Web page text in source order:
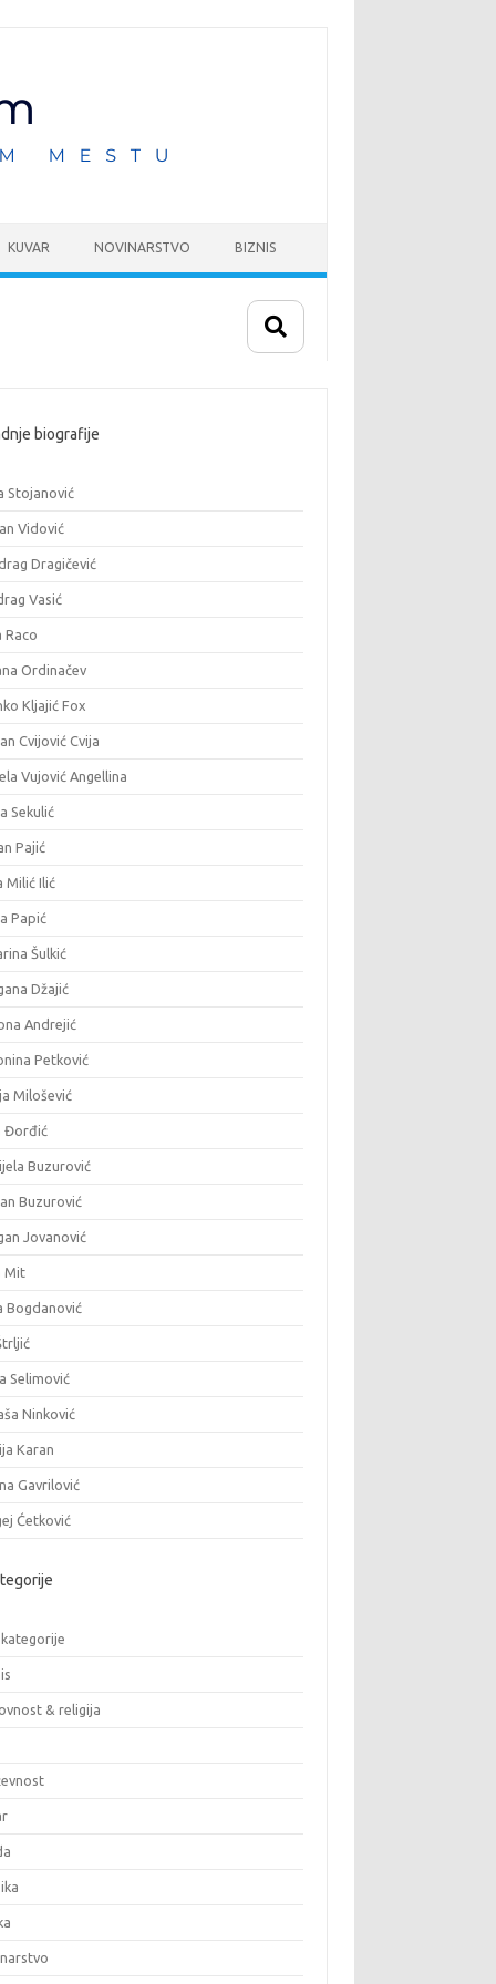
KUVAR NOVINARSTVO BIZNIS
biografije
Stojanović
Vidović
Dragičević
Vasić
Raco
Ordinačev
Kljajić Fox
Cvijović Cvija
Vujović Angellina
Sekulić
Pajić
Milić Ilić
Papić
Šulkić
Džajić
Andrejić
Petković
Milošević
Đorđić
Buzurović
Buzurović
Jovanović
Mit
Bogdanović
Selimović
Ninković
Karan
Gavrilović
Ćetković
& religija